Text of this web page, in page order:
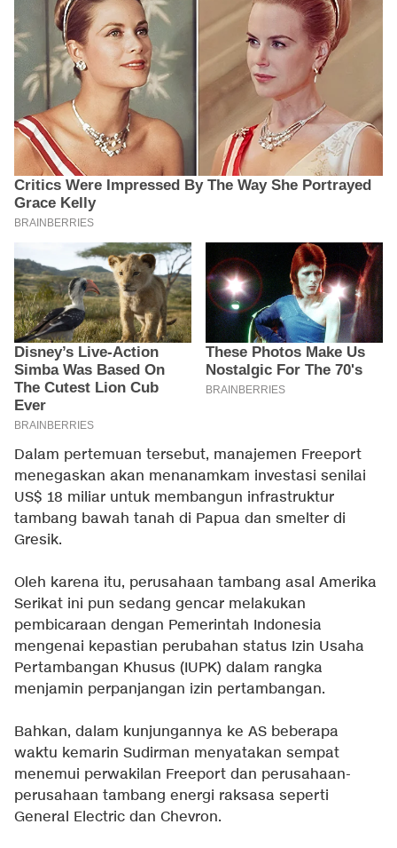
Dalam pertemuan tersebut, manajemen Freeport
menegaskan akan menanamkam investasi senilai
US$ 18 miliar untuk membangun infrastruktur
tambang bawah tanah di Papua dan smelter di
Gresik.
Oleh karena itu, perusahaan tambang asal Amerika
Serikat ini pun sedang gencar melakukan
pembicaraan dengan Pemerintah Indonesia
mengenai kepastian perubahan status Izin Usaha
Pertambangan Khusus (IUPK) dalam rangka
menjamin perpanjangan izin pertambangan.
Bahkan, dalam kunjungannya ke AS beberapa
waktu kemarin Sudirman menyatakan sempat
menemui perwakilan Freeport dan perusahaan-
perusahaan tambang energi raksasa seperti
General Electric dan Chevron.